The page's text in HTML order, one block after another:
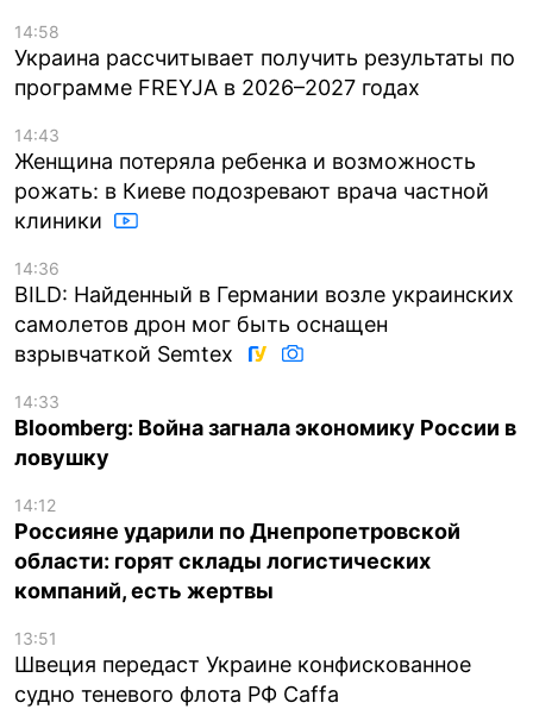
14:58
Украина рассчитывает получить результаты по
программе FREYJA в 2026–2027 годах
14:43
Женщина потеряла ребенка и возможность
рожать: в Киеве подозревают врача частной
клиники
14:36
BILD: Найденный в Германии возле украинских
самолетов дрон мог быть оснащен
взрывчаткой Semtex
14:33
Bloomberg: Война загнала экономику России в
ловушку
14:12
Россияне ударили по Днепропетровской
области: горят склады логистических
компаний, есть жертвы
13:51
Швеция передаст Украине конфискованное
судно теневого флота РФ Caffa